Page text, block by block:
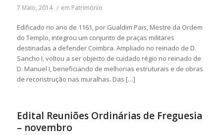
7 Maio, 2014 / em Património
Edificado no ano de 1161, por Gualdim Pais, Mestre da Ordem
do Templo, integrou um conjunto de praças militares
destinadas a defender Coimbra. Ampliado no reinado de D.
Sancho I, voltou a ser objecto de cuidado régio no reinado de
D. Manuel I, beneficiando de melhorias estruturais e de obras
de reconstrução nas muralhas. Das […]
Edital Reuniões Ordinárias de Freguesia
– novembro